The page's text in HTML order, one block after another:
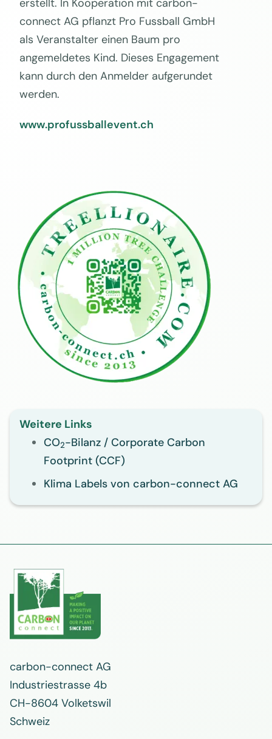
erstellt. In Kooperation mit carbon-
connect AG pflanzt Pro Fussball GmbH
als Veranstalter einen Baum pro
angemeldetes Kind. Dieses Engagement
kann durch den Anmelder aufgerundet
werden.
www.profussballevent.ch
Weitere Links
CO2-Bilanz / Corporate Carbon
Footprint (CCF)
Klima Labels von carbon-connect AG
carbon-connect AG
Industriestrasse 4b
CH-8604 Volketswil
Schweiz